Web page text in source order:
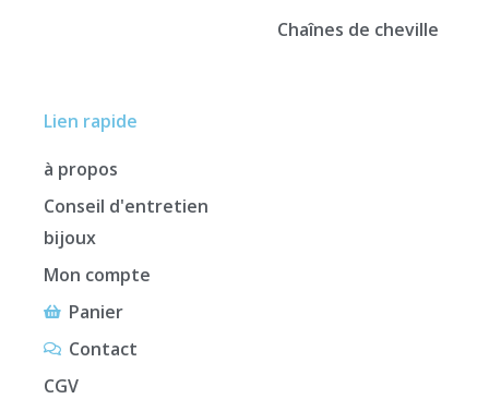
Lien rapide
à propos
Conseil d'entretien
bijoux
Mon compte
Panier
Contact
CGV
Chaînes de cheville